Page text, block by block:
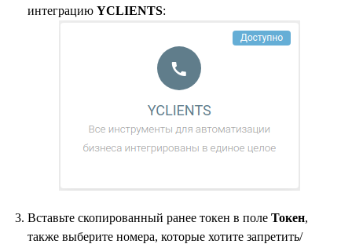
интеграциюYCLIENTS:
Вставьте скопированный ранее токен в полеТокен,
также выберите номера, которые хотите запретить/